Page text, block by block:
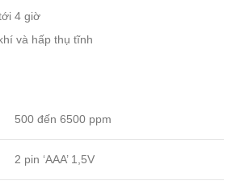
4 giờ
và hấp thụ tĩnh
500 đến 6500 ppm
2 pin ‘AAA’ 1,5V